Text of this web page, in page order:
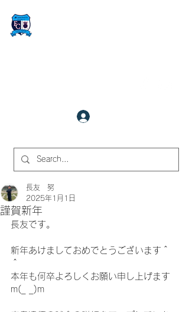
謹賀新年
長友 努
2025年1月1日
長友です。
新年あけましておめでとうございます＾
＾
本年も何卒よろしくお願い申し上げます
m(_ _)m